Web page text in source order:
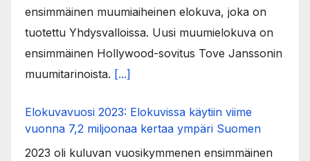
ensimmäinen muumiaiheinen elokuva, joka on
tuotettu Yhdysvalloissa. Uusi muumielokuva on
ensimmäinen Hollywood-sovitus Tove Janssonin
muumitarinoista. [...]
Elokuvavuosi 2023: Elokuvissa käytiin viime
vuonna 7,2 miljoonaa kertaa ympäri Suomen
2023 oli kuluvan vuosikymmenen ensimmäinen